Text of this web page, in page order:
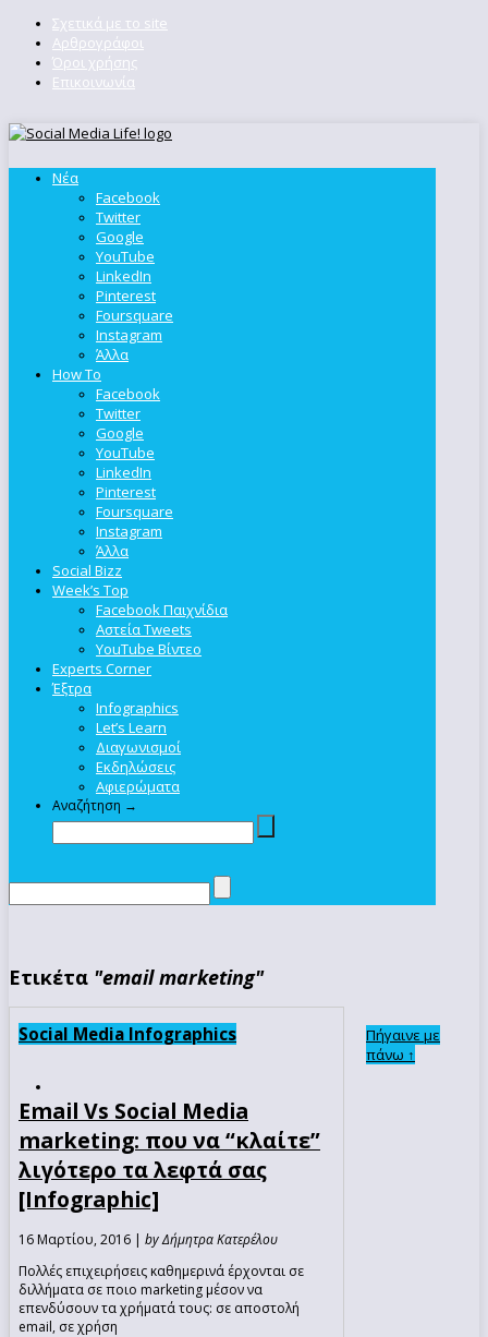
Σχετικά με το site
Αρθρογράφοι
Όροι χρήσης
Επικοινωνία
Νέα
Facebook
Twitter
Google
YouTube
LinkedIn
Pinterest
Foursquare
Instagram
Άλλα
How To
Facebook
Twitter
Google
YouTube
LinkedIn
Pinterest
Foursquare
Instagram
Άλλα
Social Bizz
Week’s Top
Facebook Παιχνίδια
Αστεία Tweets
YouTube Βίντεο
Experts Corner
Έξτρα
Infographics
Let’s Learn
Διαγωνισμοί
Εκδηλώσεις
Αφιερώματα
Αναζήτηση →
Ετικέτα "email marketing"
Social Media Infographics
Email Vs Social Media
marketing: που να “κλαίτε”
λιγότερο τα λεφτά σας
[Infographic]
16 Μαρτίου, 2016 | by Δήμητρα Κατερέλου
Πολλές επιχειρήσεις καθημερινά έρχονται σε
διλλήματα σε ποιο marketing μέσον να
επενδύσουν τα χρήματά τους: σε αποστολή
email, σε χρήση
Πήγαινε με
πάνω ↑